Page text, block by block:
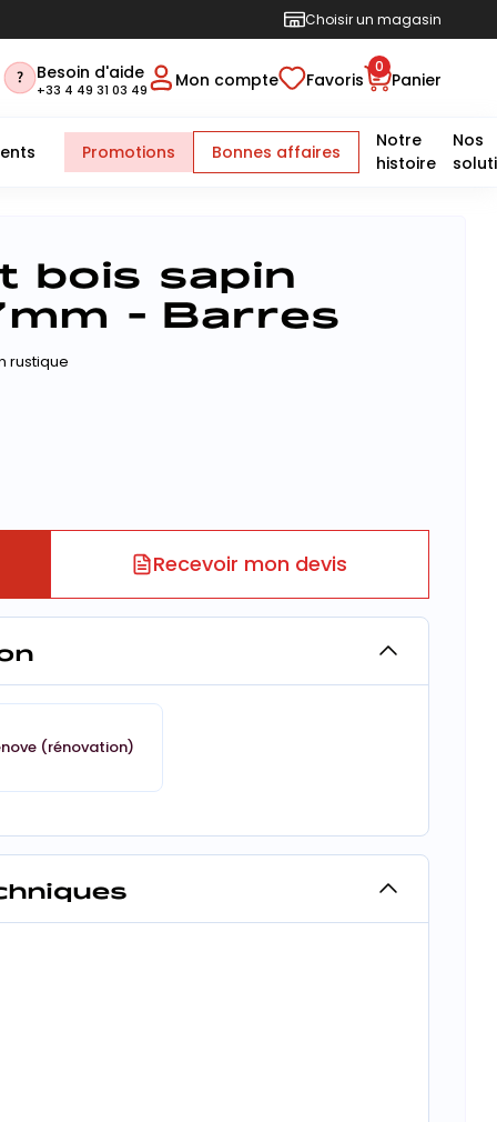
Choisir un magasin
Besoin d'aide
+33 4 49 31 03 49 Mon compte Favoris
0
Panier
Promotions Bonnes affaires
Notre
histoire
Nos
bois sapin
- Barres
rustique
Recevoir mon devis
(rénovation)